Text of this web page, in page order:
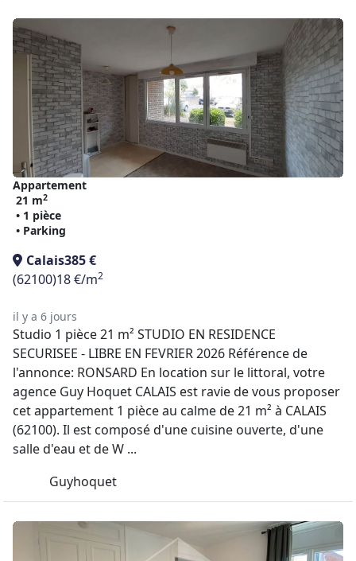
Appartement
21 m2
• 1 pièce
• Parking
Calais385 €
(62100)18 €/m2
il y a 6 jours
Studio 1 pièce 21 m² STUDIO EN RESIDENCE
SECURISEE - LIBRE EN FEVRIER 2026 Référence de
l'annonce: RONSARD En location sur le littoral, votre
agence Guy Hoquet CALAIS est ravie de vous proposer
cet appartement 1 pièce au calme de 21 m² à CALAIS
(62100). Il est composé d'une cuisine ouverte, d'une
salle d'eau et de W ...
Guyhoquet